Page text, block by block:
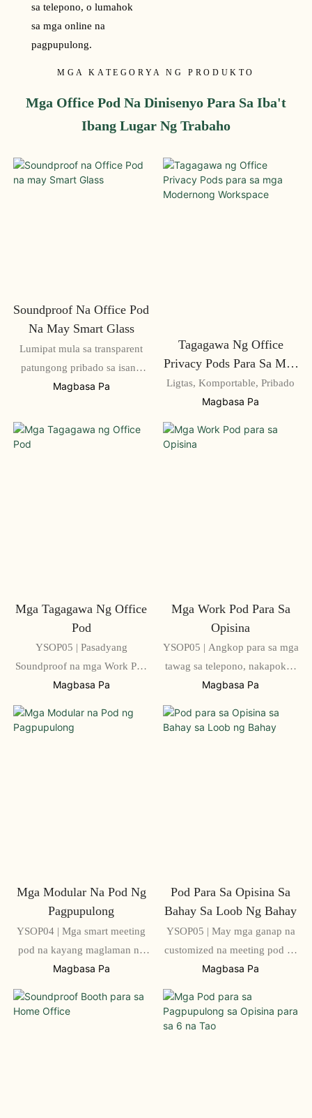
sa telepono, o lumahok
sa mga online na
pagpupulong.
MGA KATEGORYA NG PRODUKTO
Mga Office Pod Na Dinisenyo Para Sa Iba't
Ibang Lugar Ng Trabaho
Soundproof Na Office Pod
Na May Smart Glass
Lumipat mula sa transparent
patungong pribado sa isang
click lang. Balansehin ang
Magbasa Pa
Tagagawa Ng Office
Privacy Pods Para Sa Mga
Modernong Workspace
Ligtas, Komportable, Pribado
Magbasa Pa
Mga Tagagawa Ng Office
Pod
YSOP05 | Pasadyang
Soundproof na mga Work Pod
at Meeting Booth
Magbasa Pa
Mga Work Pod Para Sa
Opisina
YSOP05 | Angkop para sa mga
tawag sa telepono, nakapokus
na trabaho, at mga
Magbasa Pa
Mga Modular Na Pod Ng
Pagpupulong
YSOP04 | Mga smart meeting
pod na kayang maglaman ng
1-4 na tao
Magbasa Pa
Pod Para Sa Opisina Sa
Bahay Sa Loob Ng Bahay
YSOP05 | May mga ganap na
customized na meeting pod na
available para sa mga single
user hanggang sa maraming
kalahok
Magbasa Pa